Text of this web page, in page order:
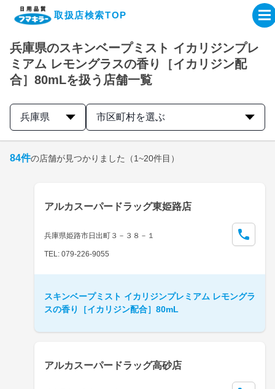
取扱店検索TOP
企業・IR情報サイト
製品情報サイト
オンラインショップ
製品検索はこちら
兵庫県のスキンベープミスト イカリジンプレ
ミアム レモングラスの香り［イカリジン配
合］80mLを扱う店舗一覧
兵庫県 市区町村を選ぶ
84件の店舗が見つかりました （1~20件目）
アルカスーパードラッグ東姫路店
兵庫県姫路市日出町３－３８－１
TEL: 079-226-9055
スキンベープミスト イカリジンプレミアム レモングラ
スの香り［イカリジン配合］80mL
アルカスーパードラッグ高砂店